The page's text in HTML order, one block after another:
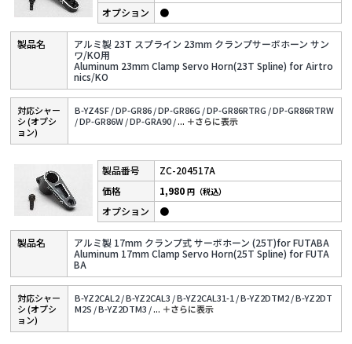
アルミ製 23T スプライン 23mm クランプサーボホーン サン
ワ/KO用
Aluminum 23mm Clamp Servo Horn(23T Spline) for Airtro
nics/KO
●
対応シャー
シ (オプシ
ョン)
B-YZ4SF /DP-GR86 /DP-GR86G /DP-GR86RTRG /DP-GR86RTRW
/DP-GR86W /DP-GRA90 /... ＋さらに表⽰
ZC-204517A
アルミ製 17mm クランプ式 サーボホーン (25T)for FUTABA
Aluminum 17mm Clamp Servo Horn(25T Spline) for FUTA
BA
1,980円（税込）
●
対応シャー
シ (オプシ
ョン)
B-YZ2CAL2 /B-YZ2CAL3 /B-YZ2CAL31-1 /B-YZ2DTM2 /B-YZ2DT
M2S /B-YZ2DTM3 /... ＋さらに表⽰